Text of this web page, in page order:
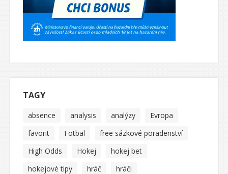
TAGY
absence analysis analýzy
Evropa
favorit
Fotbal
free sázkové poradenství
High Odds
Hokej
hokej bet
hokejové tipy
hráč
hráči